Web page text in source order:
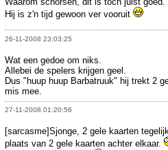
Hij is z'n tijd gewoon ver vooruit
26-11-2008 23:03:25
Wat een gedoe om niks.
Allebei de spelers krijgen geel.
Dus "huup huup Barbatruuk" hij trekt 2
mis mee.
27-11-2008 01:20:56
[sarcasme]Sjonge, 2 gele kaarten
plaats van 2 gele kaarten achter elkaar.